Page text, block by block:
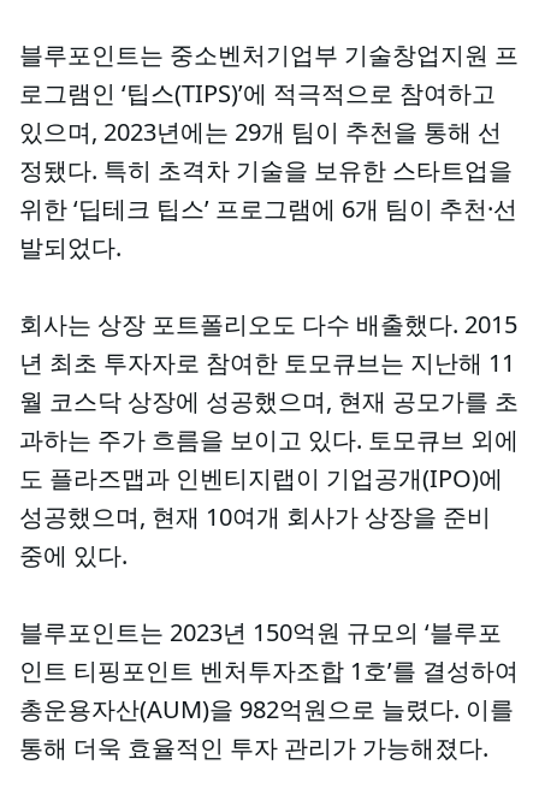
블루포인트는 중소벤처기업부 기술창업지원 프
로그램인 ‘팁스(TIPS)’에 적극적으로 참여하고
있으며, 2023년에는 29개 팀이 추천을 통해 선
정됐다. 특히 초격차 기술을 보유한 스타트업을
위한 ‘딥테크 팁스’ 프로그램에 6개 팀이 추천·선
발되었다.
회사는 상장 포트폴리오도 다수 배출했다. 2015
년 최초 투자자로 참여한 토모큐브는 지난해 11
월 코스닥 상장에 성공했으며, 현재 공모가를 초
과하는 주가 흐름을 보이고 있다. 토모큐브 외에
도 플라즈맵과 인벤티지랩이 기업공개(IPO)에
성공했으며, 현재 10여개 회사가 상장을 준비
중에 있다.
블루포인트는 2023년 150억원 규모의 ‘블루포
인트 티핑포인트 벤처투자조합 1호’를 결성하여
총운용자산(AUM)을 982억원으로 늘렸다. 이를
통해 더욱 효율적인 투자 관리가 가능해졌다.